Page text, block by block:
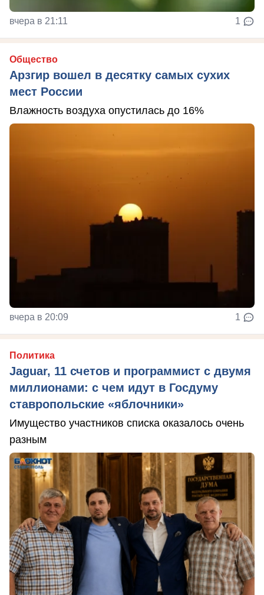
вчера в 21:11 1
Общество
Арзгир вошел в десятку самых сухих
мест России
Влажность воздуха опустилась до 16%
вчера в 20:09 1
Политика
Jaguar, 11 счетов и программист с двумя
миллионами: с чем идут в Госдуму
ставропольские «яблочники»
Имущество участников списка оказалось очень
разным